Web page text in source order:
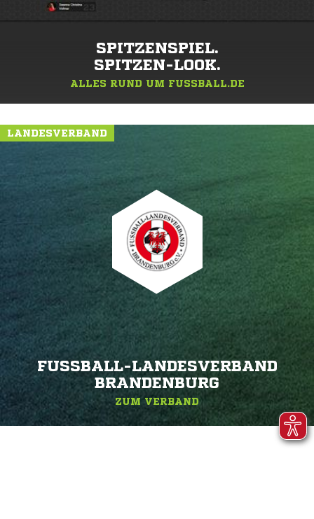
SPITZENSPIEL.
SPITZEN-LOOK.
ALLES RUND UM FUSSBALL.DE
LANDESVERBAND
FUSSBALL-LANDESVERBAND B
RANDENBURG
ZUM VERBAND